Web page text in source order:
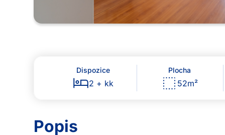
Dispozice
2 + kk
Plocha
52m²
Popis